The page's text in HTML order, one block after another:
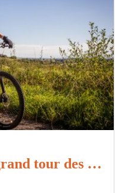
Circuit VTT 17 Le grand tour des collines